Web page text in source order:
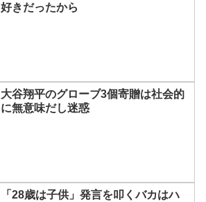
好きだったから
大谷翔平のグローブ3個寄贈は社会的
に無意味だし迷惑
「28歳は子供」発言を叩くバカはハ